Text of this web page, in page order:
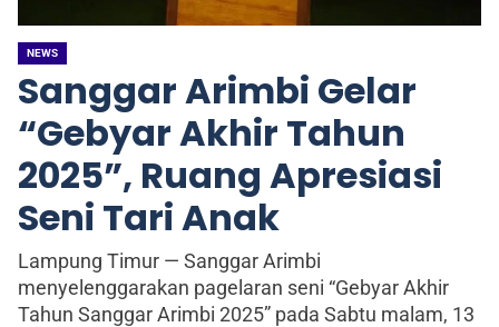
NEWS
Sanggar Arimbi Gelar
“Gebyar Akhir Tahun
2025”, Ruang Apresiasi
Seni Tari Anak
Lampung Timur — Sanggar Arimbi
menyelenggarakan pagelaran seni “Gebyar Akhir
Tahun Sanggar Arimbi 2025” pada Sabtu malam, 13